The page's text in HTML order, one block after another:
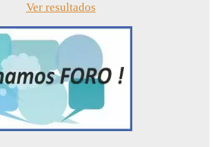
Ver resultados